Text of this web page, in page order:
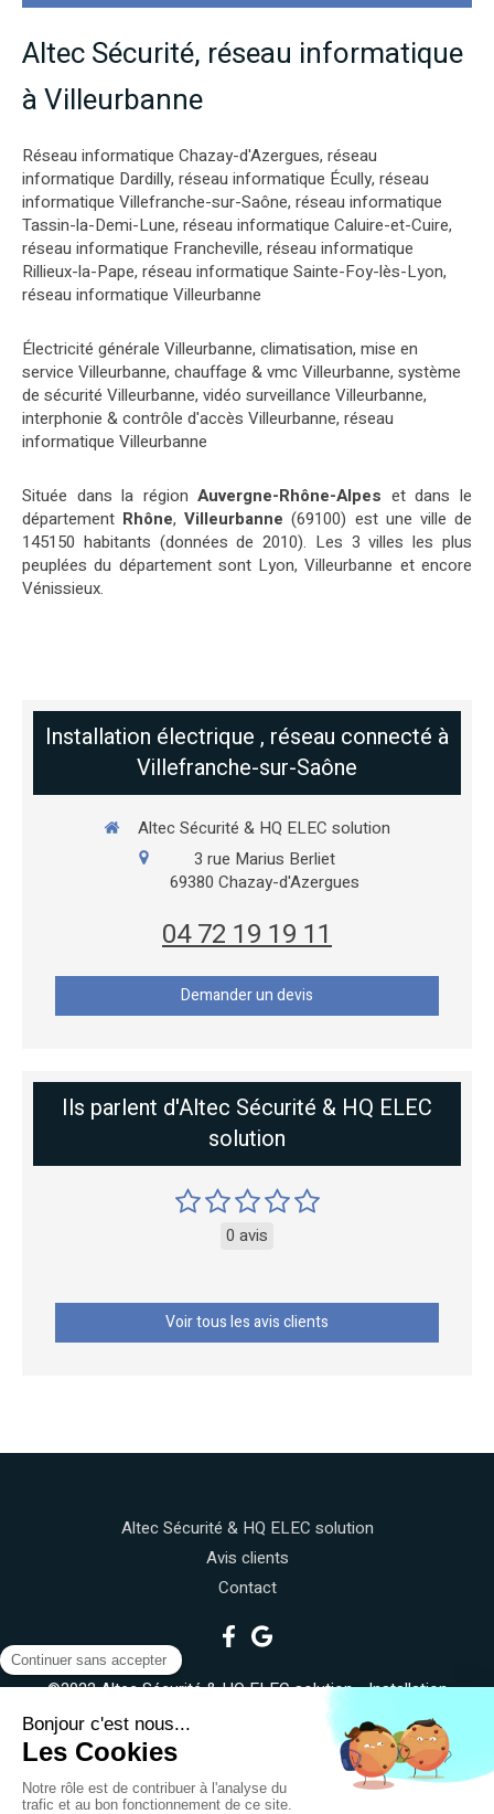
Altec Sécurité, réseau informatique
à Villeurbanne
Réseau informatique Chazay-d'Azergues, réseau
informatique Dardilly, réseau informatique Écully, réseau
informatique Villefranche-sur-Saône, réseau informatique
Tassin-la-Demi-Lune, réseau informatique Caluire-et-Cuire,
réseau informatique Francheville, réseau informatique
Rillieux-la-Pape, réseau informatique Sainte-Foy-lès-Lyon,
réseau informatique Villeurbanne
Électricité générale Villeurbanne, climatisation, mise en
service Villeurbanne, chauffage & vmc Villeurbanne, système
de sécurité Villeurbanne, vidéo surveillance Villeurbanne,
interphonie & contrôle d'accès Villeurbanne, réseau
informatique Villeurbanne
Située dans la régionAuvergne-Rhône-Alpes et dans le
département Rhône,Villeurbanne (69100) est une ville de
145150 habitants (données de 2010). Les 3 villes les plus
peuplées du département sont Lyon, Villeurbanne et encore
Vénissieux.
Installation électrique , réseau connecté à
Villefranche-sur-Saône
Altec Sécurité & HQ ELEC solution
3 rue Marius Berliet
69380 Chazay-d'Azergues
04 72 19 19 11
Demander un devis
Ils parlent d'Altec Sécurité & HQ ELEC
solution
0 avis
Voir tous les avis clients
Altec Sécurité & HQ ELEC solution
Avis clients
Contact
©2022 Altec Sécurité & HQ ELEC solution - Installation
électrique, réseau connecté
Mentions légales